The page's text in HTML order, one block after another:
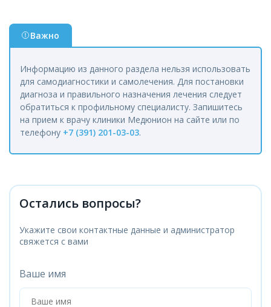
Важно
Информацию из данного раздела нельзя использовать
для самодиагностики и самолечения. Для постановки
диагноза и правильного назначения лечения следует
обратиться к профильному специалисту. Запишитесь
на прием к врачу клиники Медюнион на сайте или по
телефону +7 (391) 201-03-03.
Остались вопросы?
Укажите свои контактные данные и администратор
свяжется с вами
Ваше имя